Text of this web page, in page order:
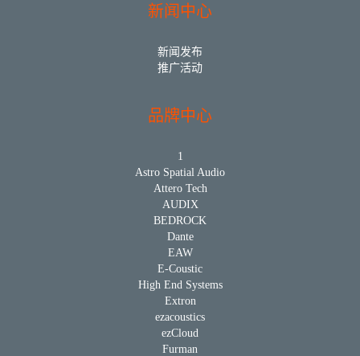
新闻中心
新闻发布
推广活动
品牌中心
1
Astro Spatial Audio
Attero Tech
AUDIX
BEDROCK
Dante
EAW
E-Coustic
High End Systems
Extron
ezacoustics
ezCloud
Furman